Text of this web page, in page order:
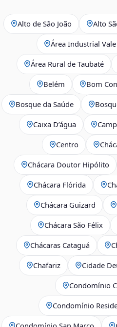
Alto de São João Alto
Área Industrial
Área Rural de Taubaté
Belém Bom
Bosque da Saúde
Caixa D’água
Centro
Chácara Doutor Hipólito
Chácara Flórida
Chácara Guizard
Chácara São Félix
Chácaras Cataguá
Chafariz Cidade
Condomínio
Condomínio